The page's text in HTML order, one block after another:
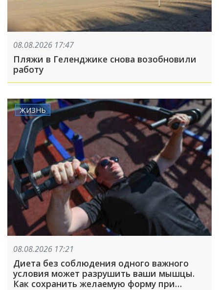
08.08.2026 17:47
Пляжи в Геленджике снова возобновили
работу
ЖИЗНЬ
08.08.2026 17:21
Диета без соблюдения одного важного
условия может разрушить ваши мышцы.
Как сохранить желаемую форму при